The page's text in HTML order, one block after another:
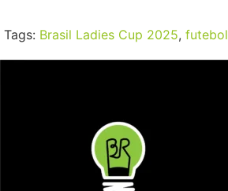
Tags: Brasil Ladies Cup 2025, futebol